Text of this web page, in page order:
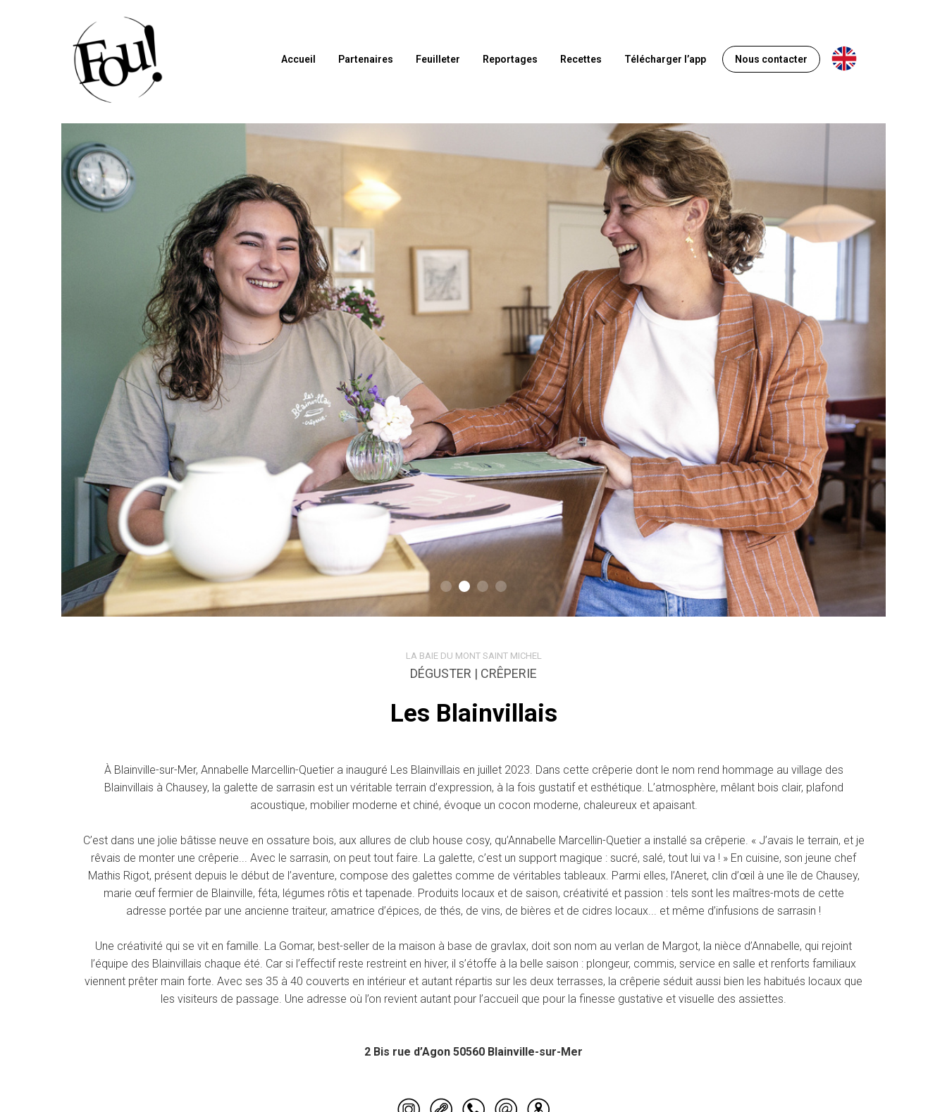
Accueil Partenaires Feuilleter Reportages Recettes Télécharger l’app Nous contacter Anglais
LA BAIE DU MONT SAINT MICHEL
DÉGUSTER | CRÊPERIE
Les Blainvillais
À Blainville-sur-Mer, Annabelle Marcellin-Quetier a inauguré Les Blainvillais en juillet 2023. Dans cette crêperie dont le nom rend hommage au village des
Blainvillais à Chausey, la galette de sarrasin est un véritable terrain d’expression, à la fois gustatif et esthétique. L’atmosphère, mêlant bois clair, plafond
acoustique, mobilier moderne et chiné, évoque un cocon moderne, chaleureux et apaisant.
C’est dans une jolie bâtisse neuve en ossature bois, aux allures de club house cosy, qu’Annabelle Marcellin-Quetier a installé sa crêperie. « J’avais le terrain, et je
rêvais de monter une crêperie... Avec le sarrasin, on peut tout faire. La galette, c’est un support magique : sucré, salé, tout lui va ! » En cuisine, son jeune chef
Mathis Rigot, présent depuis le début de l’aventure, compose des galettes comme de véritables tableaux. Parmi elles, l’Aneret, clin d’œil à une île de Chausey,
marie œuf fermier de Blainville, féta, légumes rôtis et tapenade. Produits locaux et de saison, créativité et passion : tels sont les maîtres-mots de cette
adresse portée par une ancienne traiteur, amatrice d’épices, de thés, de vins, de bières et de cidres locaux... et même d’infusions de sarrasin !
Une créativité qui se vit en famille. La Gomar, best-seller de la maison à base de gravlax, doit son nom au verlan de Margot, la nièce d’Annabelle, qui rejoint
l’équipe des Blainvillais chaque été. Car si l’effectif reste restreint en hiver, il s’étoffe à la belle saison : plongeur, commis, service en salle et renforts familiaux
viennent prêter main forte. Avec ses 35 à 40 couverts en intérieur et autant répartis sur les deux terrasses, la crêperie séduit aussi bien les habitués locaux que
les visiteurs de passage. Une adresse où l’on revient autant pour l’accueil que pour la finesse gustative et visuelle des assiettes.
2 Bis rue d’Agon 50560 Blainville-sur-Mer